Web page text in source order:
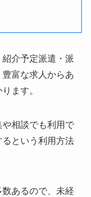
介予定派遣・派
富な求人からあ
ます。
相談でも利用で
という利用方法
あるので、未経